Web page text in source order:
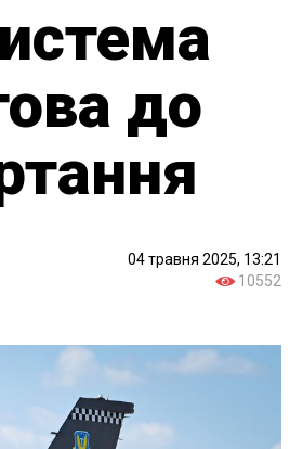
до
04 травня 2025, 13:21
10552